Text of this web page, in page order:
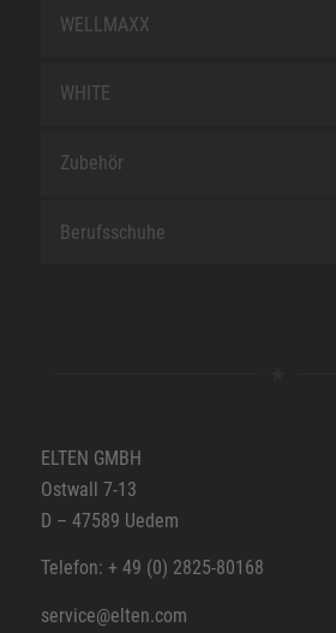
WELLMAXX
WHITE
Zubehör
Berufsschuhe
ELTEN GMBH
Ostwall 7-13
D – 47589 Uedem
Telefon: + 49 (0) 2825-80168
service@elten.com